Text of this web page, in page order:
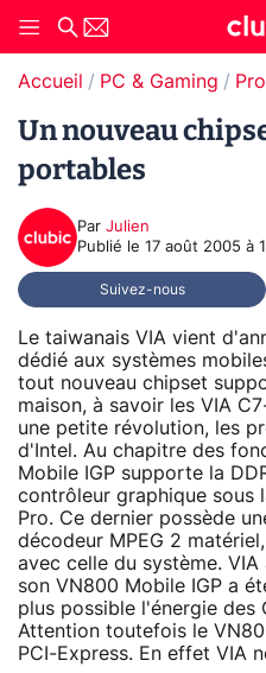
Accueil PC & Gaming
Un nouveau
portables
Par Julien
Publié le 17 août 2005 à
Suivez-nous
Le taiwanais VIA vient
dédié aux systèmes
tout nouveau chipset
maison, à savoir les VIA
une petite révolution, les
d'Intel. Au chapitre des
Mobile IGP supporte la
contrôleur graphique sous
Pro. Ce dernier possède
décodeur MPEG 2
avec celle du système.
son VN800 Mobile IGP a
plus possible l'énergie des
Attention toutefois le
PCI-Express. En effet VIA